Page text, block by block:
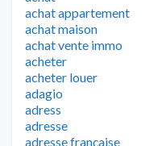
achat appartement
achat maison
achat vente immo
acheter
acheter louer
adagio
adress
adresse
adresse française